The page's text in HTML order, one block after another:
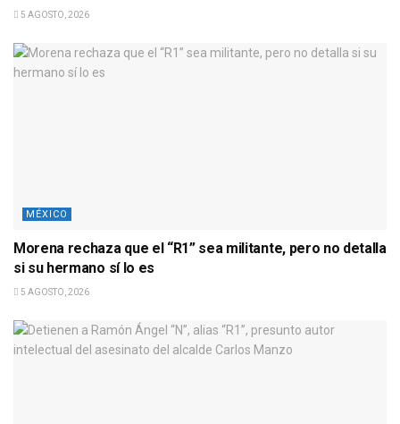
5 AGOSTO, 2026
MÉXICO
Morena rechaza que el “R1” sea militante, pero no detalla
si su hermano sí lo es
5 AGOSTO, 2026